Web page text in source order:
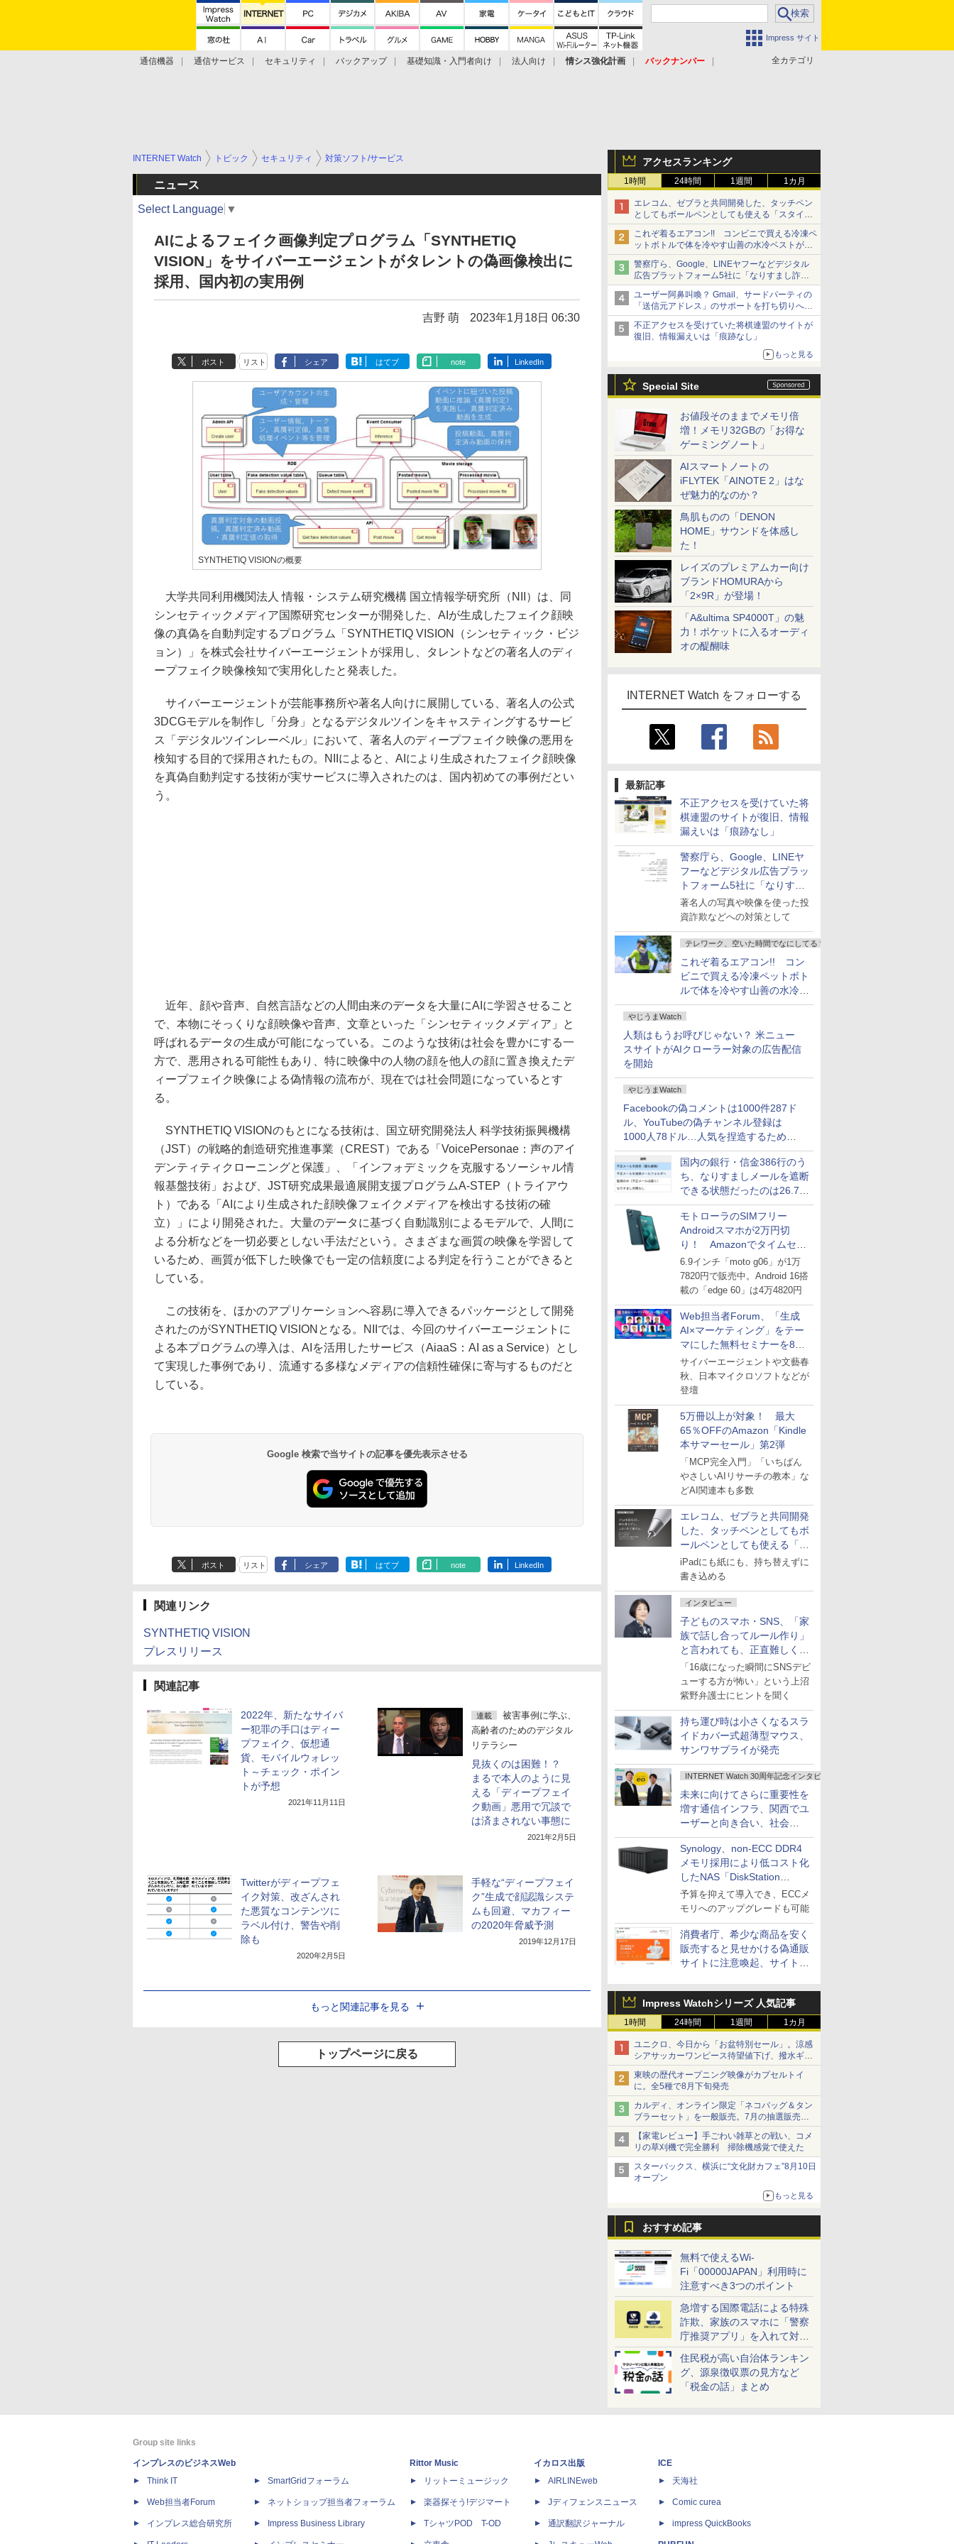
Impress サイト
全カテゴリ
通信機器 通信サービス セキュリティ バックアップ 基礎知識・入門者向け 法人向け 情シス強化計画
バックナンバー
アクセスランキング
1時間 24時間 1週間 1カ月
エレコム、ゼブラと共同開発した、タッチペン
としてもボールペンとしても使える「スタイラ
スツーウェイ」発売 iPadにも紙にも、持ち替
えずに書き込める
これぞ着るエアコン!! コンビニで買える冷凍ペ
ットボトルで体を冷やす山善の水冷ベストがロ
ードバイクにちょうどいい【ぼっち・ざ・ろー
ど！その14】【空いた時間でなにしてる？】
警察庁ら、Google、LINEヤフーなどデジタル
広告プラットフォーム5社に「なりすまし詐欺
広告」対策強化を要請 著名人の写真や映像を
使った投資詐欺などへの対策として
ユーザー阿鼻叫喚？ Gmail、サードパーティの
「送信元アドレス」のサポートを打ち切りへ
【やじうまWatch】
不正アクセスを受けていた将棋連盟のサイトが
復旧、情報漏えいは「痕跡なし」
もっと見る
Special Site
お値段そのままでメモリ倍
増！メモリ32GBの「お得な
ゲーミングノート」
AIスマートノートの
iFLYTEK「AINOTE 2」はな
ぜ魅力的なのか？
鳥肌ものの「DENON
HOME」サウンドを体感し
た！
レイズのプレミアムカー向け
ブランドHOMURAから
「2×9R」が登場！
「A&ultima SP4000T」の魅
力！ポケットに入るオーディ
オの醍醐味
INTERNET Watch をフォローする
最新記事
不正アクセスを受けていた将
棋連盟のサイトが復旧、情報
漏えいは「痕跡なし」
警察庁ら、Google、LINEヤ
フーなどデジタル広告プラッ
トフォーム5社に「なりすま
し詐欺広告」対策強化を要請
著名人の写真や映像を使った投
資詐欺などへの対策として
テレワーク、空いた時間でなにしてる？
これぞ着るエアコン!! コン
ビニで買える冷凍ペットボト
ルで体を冷やす山善の水冷ベ
ストがロードバイクにちょう
どいい【ぼっち・ざ・ろー
ど！その14】
やじうまWatch
人類はもうお呼びじゃない？ 米ニュー
スサイトがAIクローラー対象の広告配信
を開始
やじうまWatch
Facebookの偽コメントは1000件287ド
ル、YouTubeの偽チャンネル登録は
1000人78ドル…人気を捏造するための
価格リストが公開中
国内の銀行・信金386行のう
ち、なりすましメールを遮断
できる状態だったのは26.7％
にとどまる～GMOブランド
セキュリティ調査
モトローラのSIMフリー
Androidスマホが2万円切
り！ Amazonでタイムセー
ル
6.9インチ「moto g06」が1万
7820円で販売中。Android 16搭
載の「edge 60」は4万4820円
Web担当者Forum、「生成
AI×マーケティング」をテー
マにした無料セミナーを8月
27日にオンライン開催
サイバーエージェントや文藝春
秋、日本マイクロソフトなどが
登壇
5万冊以上が対象！ 最大
65％OFFのAmazon「Kindle
本サマーセール」第2弾
「MCP完全入門」「いちばん
やさしいAIリサーチの教本」な
どAI関連本も多数
エレコム、ゼブラと共同開発
した、タッチペンとしてもボ
ールペンとしても使える「ス
タイラスツーウェイ」発売
iPadにも紙にも、持ち替えずに
書き込める
インタビュー
子どものスマホ・SNS、「家
族で話し合ってルール作り」
と言われても、正直難しくな
いですか？
「16歳になった瞬間にSNSデビ
ューする方が怖い」という上沼
紫野弁護士にヒントを聞く
持ち運び時は小さくなるスラ
イドカバー式超薄型マウス、
サンワサプライが発売
INTERNET Watch 30周年記念インタビュー
未来に向けてさらに重要性を
増す通信インフラ、関西でユ
ーザーと向き合い、社会
の“あたらしい”を起動し続け
る～オプテージ
Synology、non-ECC DDR4
メモリ採用により低コスト化
したNAS「DiskStation
neo+」シリーズ
予算を抑えて導入でき、ECCメ
モリへのアップグレードも可能
消費者庁、希少な商品を安く
販売すると見せかける偽通販
サイトに注意喚起、サイト名
Impress Watchシリーズ 人気記事
1時間 24時間 1週間 1カ月
ユニクロ、今日から「お盆特別セール」。涼感
シアサッカーワンピース待望値下げ、撥水ギア
ショーツは1990円に
東映の歴代オープニング映像がカプセルトイ
に。全5種で8月下旬発売
カルディ、オンライン限定「ネコバッグ＆タン
ブラーセット」を一般販売。7月の抽選販売の
当選無効分
【家電レビュー】手ごわい雑草との戦い、コメ
リの草刈機で完全勝利 掃除機感覚で使えた
スターバックス、横浜に“文化財カフェ”8月10日
オープン
もっと見る
おすすめ記事
無料で使えるWi-
Fi「00000JAPAN」利用時に
注意すべき3つのポイント
急増する国際電話による特殊
詐欺、家族のスマホに「警察
庁推奨アプリ」を入れて対策
しよう！
住民税が高い自治体ランキン
グ、源泉徴収票の見方など
「税金の話」まとめ
INTERNET Watch トピック セキュリティ 対策ソフト/サービス
ニュース
Select Language ▼
AIによるフェイク画像判定プログラム「SYNTHETIQ
VISION」をサイバーエージェントがタレントの偽画像検出に
採用、国内初の実用例
吉野 萌 2023年1月18日 06:30
ポスト リスト シェア はてブ note LinkedIn
SYNTHETIQ VISIONの概要
大学共同利用機関法人 情報・システム研究機構 国立情報学研究所（NII）は、同
シンセティックメディア国際研究センターが開発した、AIが生成したフェイク顔映
像の真偽を自動判定するプログラム「SYNTHETIQ VISION（シンセティック・ビジ
ョン）」を株式会社サイバーエージェントが採用し、タレントなどの著名人のディ
ープフェイク映像検知で実用化したと発表した。
サイバーエージェントが芸能事務所や著名人向けに展開している、著名人の公式
3DCGモデルを制作し「分身」となるデジタルツインをキャスティングするサービ
ス「デジタルツインレーベル」において、著名人のディープフェイク映像の悪用を
検知する目的で採用されたもの。NIIによると、AIにより生成されたフェイク顔映像
を真偽自動判定する技術が実サービスに導入されたのは、国内初めての事例だとい
う。
近年、顔や音声、自然言語などの人間由来のデータを大量にAIに学習させること
で、本物にそっくりな顔映像や音声、文章といった「シンセティックメディア」と
呼ばれるデータの生成が可能になっている。このような技術は社会を豊かにする一
方で、悪用される可能性もあり、特に映像中の人物の顔を他人の顔に置き換えたデ
ィープフェイク映像による偽情報の流布が、現在では社会問題になっているとす
る。
SYNTHETIQ VISIONのもとになる技術は、国立研究開発法人 科学技術振興機構
（JST）の戦略的創造研究推進事業（CREST）である「VoicePersonae：声のアイ
デンティティクローニングと保護」、「インフォデミックを克服するソーシャル情
報基盤技術」および、JST研究成果最適展開支援プログラムA-STEP（トライアウ
ト）である「AIにより生成された顔映像フェイクメディアを検出する技術の確
立）」により開発された。大量のデータに基づく自動識別によるモデルで、人間に
よる分析などを一切必要としない手法だという。さまざまな画質の映像を学習して
いるため、画質が低下した映像でも一定の信頼度による判定を行うことができると
している。
この技術を、ほかのアプリケーションへ容易に導入できるパッケージとして開発
されたのがSYNTHETIQ VISIONとなる。NIIでは、今回のサイバーエージェントに
よる本プログラムの導入は、AIを活用したサービス（AiaaS：AI as a Service）とし
て実現した事例であり、流通する多様なメディアの信頼性確保に寄与するものだと
している。
Google 検索で当サイトの記事を優先表示させる
ポスト リスト シェア はてブ note LinkedIn
関連リンク
SYNTHETIQ VISION
プレスリリース
関連記事
2022年、新たなサイバ
ー犯罪の手口はディー
プフェイク、仮想通
貨、モバイルウォレッ
ト～チェック・ポイン
トが予想
2021年11月11日
連載
被害事例に学ぶ、
高齢者のためのデジタル
リテラシー
見抜くのは困難！？
まるで本人のように見
える「ディープフェイ
ク動画」悪用で冗談で
は済まされない事態に
2021年2月5日
Twitterがディープフェ
イク対策、改ざんされ
た悪質なコンテンツに
ラベル付け、警告や削
除も
2020年2月5日
手軽な“ディープフェイ
ク”生成で顔認識システ
ムも回避、マカフィー
の2020年脅威予測
2019年12月17日
もっと関連記事を見る
トップページに戻る
Group site links
インプレスのビジネスWeb
Think IT
Web担当者Forum
インプレス総合研究所
SmartGridフォーラム
ネットショップ担当者フォーラム
Impress Business Library
Rittor Music
リットーミュージック
楽器探そう!デジマート
TシャツPOD T-OD
イカロス出版
AIRLINEweb
Jディフェンスニュース
通訳翻訳ジャーナル
ICE
天海社
Comic curea
impress QuickBooks